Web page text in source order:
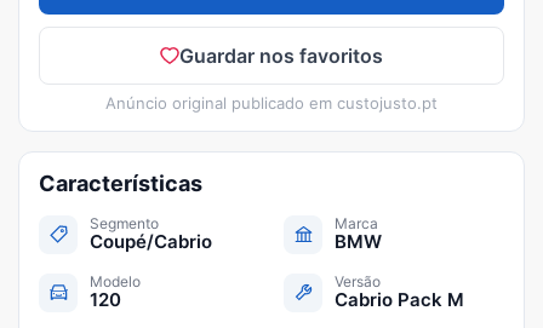
Guardar nos favoritos
Anúncio original publicado em custojusto.pt
Características
Segmento
Coupé/Cabrio
Marca
BMW
Modelo
120
Versão
Cabrio Pack M